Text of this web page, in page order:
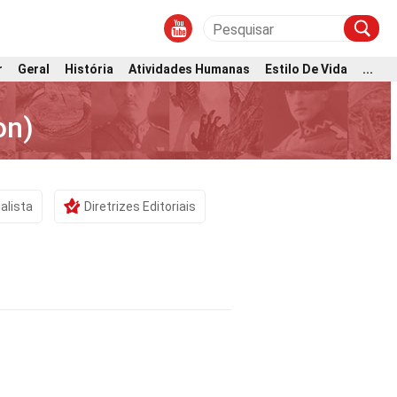
Geral História Atividades Humanas Estilo De Vida ...
Diretrizes Editoriais